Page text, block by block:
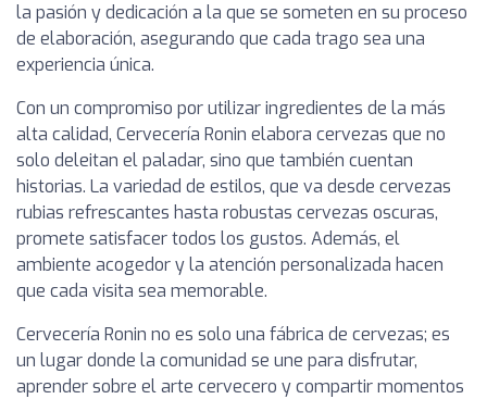
la pasión y dedicación a la que se someten en su proceso
de elaboración, asegurando que cada trago sea una
experiencia única.
Con un compromiso por utilizar ingredientes de la más
alta calidad, Cervecería Ronin elabora cervezas que no
solo deleitan el paladar, sino que también cuentan
historias. La variedad de estilos, que va desde cervezas
rubias refrescantes hasta robustas cervezas oscuras,
promete satisfacer todos los gustos. Además, el
ambiente acogedor y la atención personalizada hacen
que cada visita sea memorable.
Cervecería Ronin no es solo una fábrica de cervezas; es
un lugar donde la comunidad se une para disfrutar,
aprender sobre el arte cervecero y compartir momentos